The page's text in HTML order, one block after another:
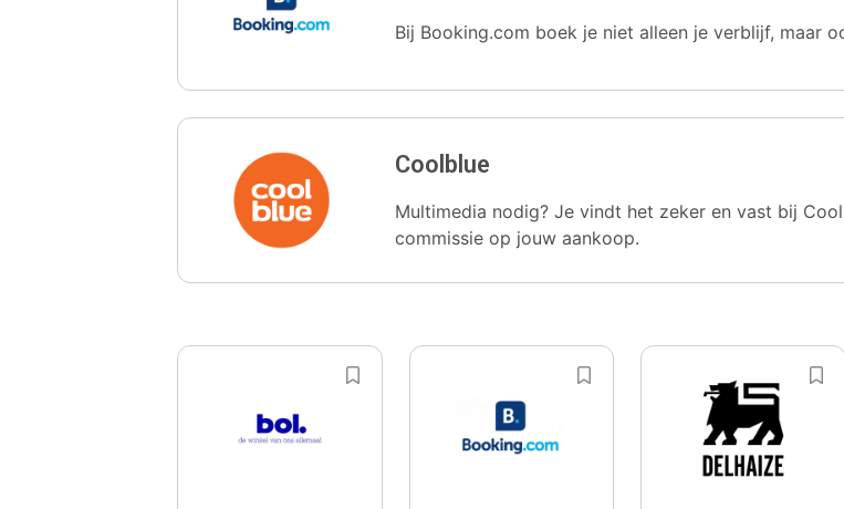
Bij Booking.com boek je niet alleen je verblijf, maar
Coolblue
Multimedia nodig? Je vindt het zeker en vast bij
commissie op jouw aankoop.